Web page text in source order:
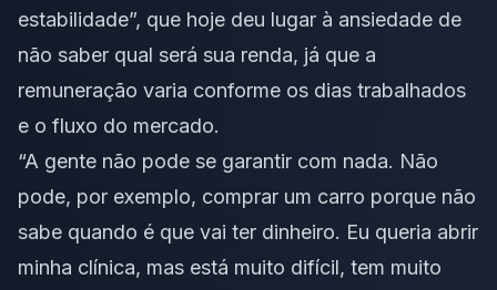
estabilidade”, que hoje deu lugar à ansiedade de
não saber qual será sua renda, já que a
remuneração varia conforme os dias trabalhados
e o fluxo do mercado.
“A gente não pode se garantir com nada. Não
pode, por exemplo, comprar um carro porque não
sabe quando é que vai ter dinheiro. Eu queria abrir
minha clínica, mas está muito difícil, tem muito